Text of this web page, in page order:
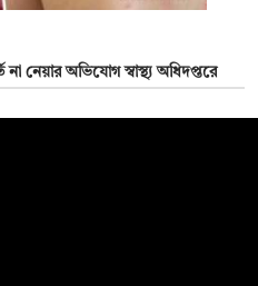
নেয়ার অভিযোগ স্বাস্থ্য অধিদপ্তরে